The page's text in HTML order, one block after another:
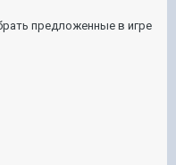
предложенные в игре